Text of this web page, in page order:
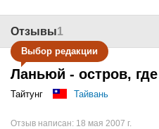
Отзывы1
Выбор редакции
Ланьюй - остров,
Тайтунг Тайвань
Отзыв написан: 18 мая 2007 г.